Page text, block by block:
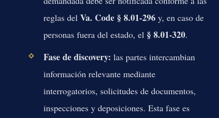
reglas del Va. Code § 8.01-296y, en caso de
personas fuera del estado, el § 8.01-320.
Fase de discovery: las partes intercambian
información relevante mediante
interrogatorios, solicitudes de documentos,
inspecciones y deposiciones. Esta fase es